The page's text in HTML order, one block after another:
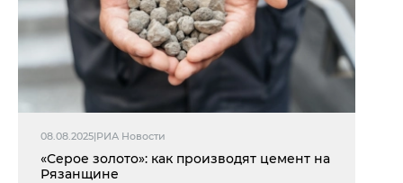
08.08.2025|РИА Новости
«Серое золото»: как производят цемент на
Рязанщине